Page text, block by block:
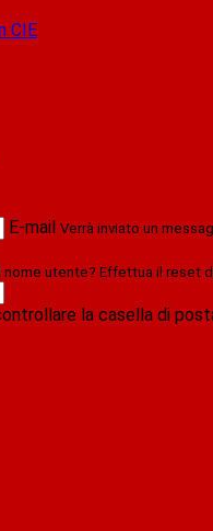
CIE
E-mail Verrà inviato un
nome utente? Effettua il reset
la casella di